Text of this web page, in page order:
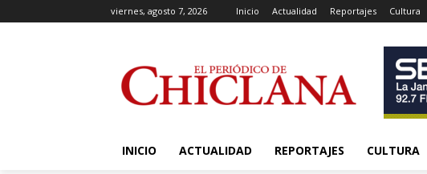
viernes, agosto 7, 2026 Inicio Actualidad Reportajes Cultura
INICIO ACTUALIDAD REPORTAJES CULTURA